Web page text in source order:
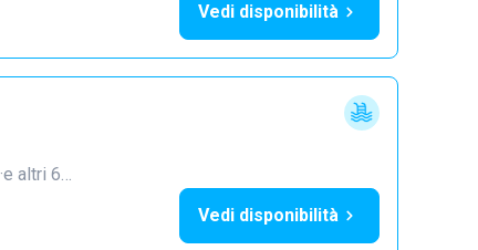
Vedi disponibilità
·e altri 6…
Vedi disponibilità